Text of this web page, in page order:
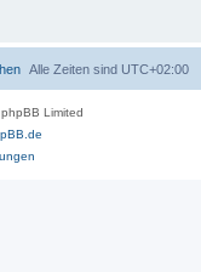
Alle Zeiten sind UTC+02:00
Limited